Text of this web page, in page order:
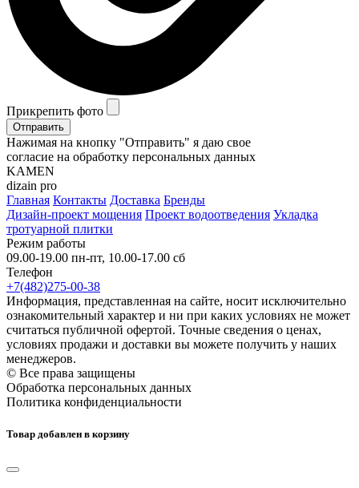
Прикрепить фото
Отправить
Нажимая на кнопку "Отправить" я даю свое
согласие на обработку персональных данных
KAMEN
dizain pro
Главная Контакты Доставка Бренды
Дизайн-проект мощения Проект водоотведения Укладка
тротуарной плитки
Режим работы
09.00-19.00 пн-пт, 10.00-17.00 сб
Телефон
+7(482)275-00-38
Информация, представленная на сайте, носит исключительно
ознакомительный характер и ни при каких условиях не может
считаться публичной офертой. Точные сведения о ценах,
условиях продажи и доставки вы можете получить у наших
менеджеров.
© Все права защищены
Обработка персональных данных
Политика конфиденциальности
Товар добавлен в корзину